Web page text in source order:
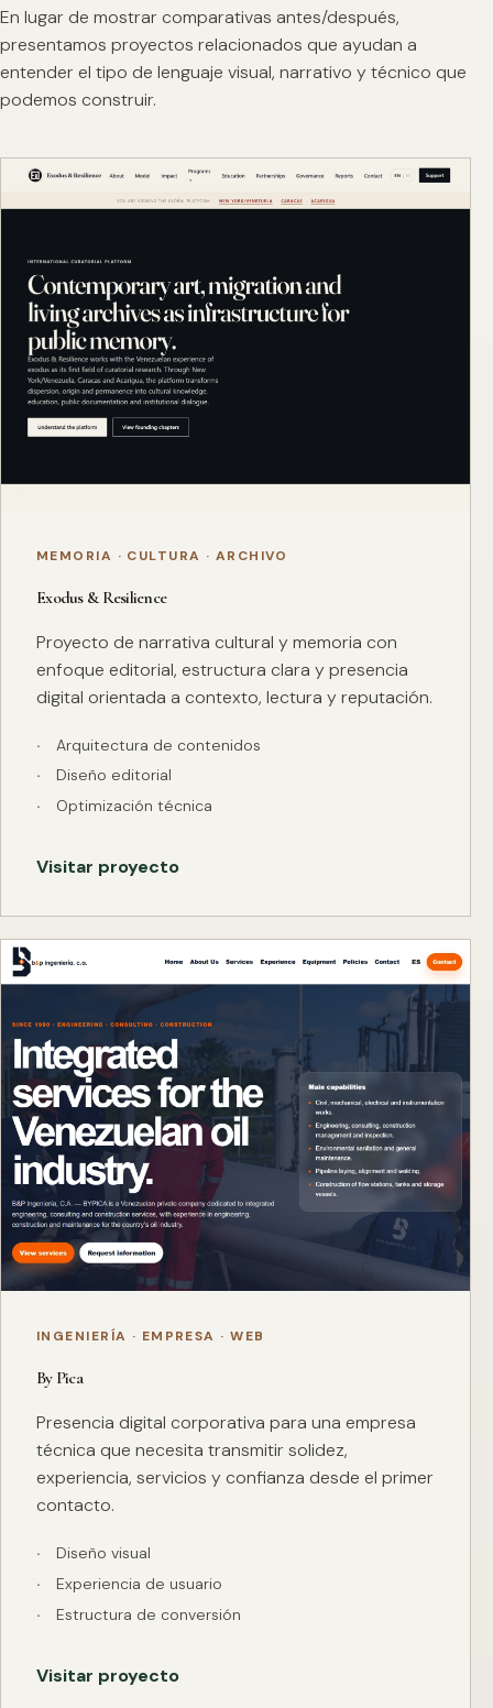
En lugar de mostrar comparativas antes/después,
presentamos proyectos relacionados que ayudan a
entender el tipo de lenguaje visual, narrativo y técnico que
podemos construir.
MEMORIA · CULTURA · ARCHIVO
Exodus & Resilience
Proyecto de narrativa cultural y memoria con
enfoque editorial, estructura clara y presencia
digital orientada a contexto, lectura y reputación.
Arquitectura de contenidos
Diseño editorial
Optimización técnica
Visitar proyecto
INGENIERÍA · EMPRESA · WEB
By Pica
Presencia digital corporativa para una empresa
técnica que necesita transmitir solidez,
experiencia, servicios y confianza desde el primer
contacto.
Diseño visual
Experiencia de usuario
Estructura de conversión
Visitar proyecto